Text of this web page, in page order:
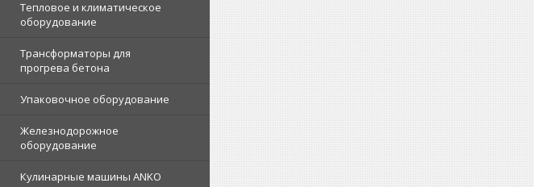
Тепловое и климатическое
оборудование
Трансформаторы для
прогрева бетона
Упаковочное оборудование
Железнодорожное
оборудование
Кулинарные машины ANKO